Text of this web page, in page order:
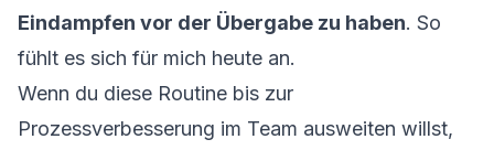
Eindampfen vor der Übergabe zu haben. So
fühlt es sich für mich heute an.
Wenn du diese Routine bis zur
Prozessverbesserung im Team ausweiten willst,